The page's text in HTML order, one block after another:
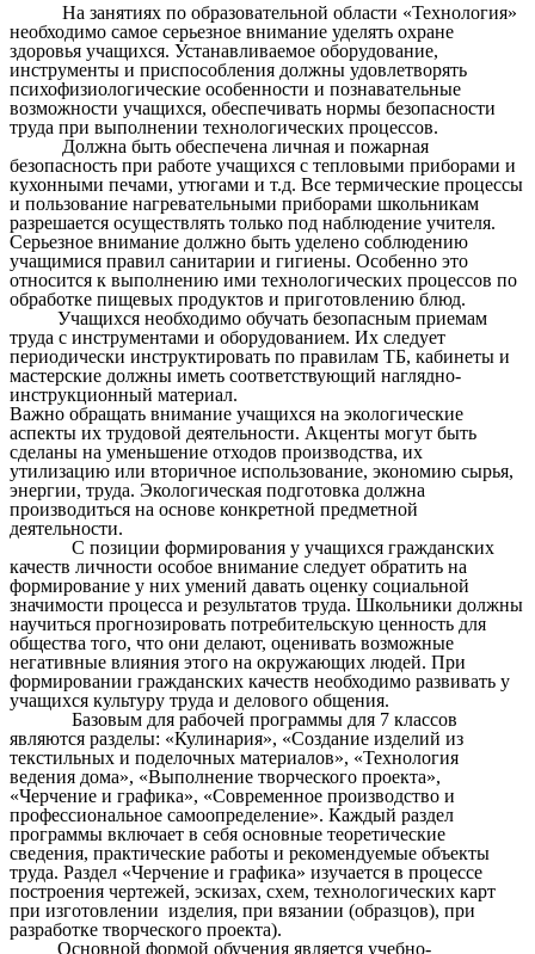
На занятиях по образовательной области «Технология»
необходимо самое серьезное внимание уделять охране
здоровья учащихся. Устанавливаемое оборудование,
инструменты и приспособления должны удовлетворять
психофизиологические особенности и познавательные
возможности учащихся, обеспечивать нормы безопасности
труда при выполнении технологических процессов.
Должна быть обеспечена личная и пожарная
безопасность при работе учащихся с тепловыми приборами и
кухонными печами, утюгами и т.д. Все термические процессы
и пользование нагревательными приборами школьникам
разрешается осуществлять только под наблюдение учителя.
Серьезное внимание должно быть уделено соблюдению
учащимися правил санитарии и гигиены. Особенно это
относится к выполнению ими технологических процессов по
обработке пищевых продуктов и приготовлению блюд.
Учащихся необходимо обучать безопасным приемам
труда с инструментами и оборудованием. Их следует
периодически инструктировать по правилам ТБ, кабинеты и
мастерские должны иметь соответствующий наглядно-
инструкционный материал.
Важно обращать внимание учащихся на экологические
аспекты их трудовой деятельности. Акценты могут быть
сделаны на уменьшение отходов производства, их
утилизацию или вторичное использование, экономию сырья,
энергии, труда. Экологическая подготовка должна
производиться на основе конкретной предметной
деятельности.
С позиции формирования у учащихся гражданских
качеств личности особое внимание следует обратить на
формирование у них умений давать оценку социальной
значимости процесса и результатов труда. Школьники должны
научиться прогнозировать потребительскую ценность для
общества того, что они делают, оценивать возможные
негативные влияния этого на окружающих людей. При
формировании гражданских качеств необходимо развивать у
учащихся культуру труда и делового общения.
Базовым для рабочей программы для 7 классов
являются разделы: «Кулинария», «Создание изделий из
текстильных и поделочных материалов», «Технология
ведения дома», «Выполнение творческого проекта»,
«Черчение и графика», «Современное производство и
профессиональное самоопределение». Каждый раздел
программы включает в себя основные теоретические
сведения, практические работы и рекомендуемые объекты
труда. Раздел «Черчение и графика» изучается в процессе
построения чертежей, эскизах, схем, технологических карт
при изготовлении изделия, при вязании (образцов), при
разработке творческого проекта).
Основной формой обучения является учебно-